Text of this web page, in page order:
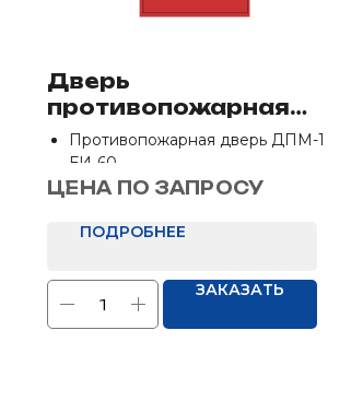
Дверь
противопожарная
однопольная ДПМ-1
ЕИ-60
Противопожарная дверь ДПМ-1
ЕИ-60
Размеры: 850х2050 мм, 950х2050
ЦЕНА ПО ЗАПРОСУ
ПОДРОБНЕЕ
ЗАКАЗАТЬ